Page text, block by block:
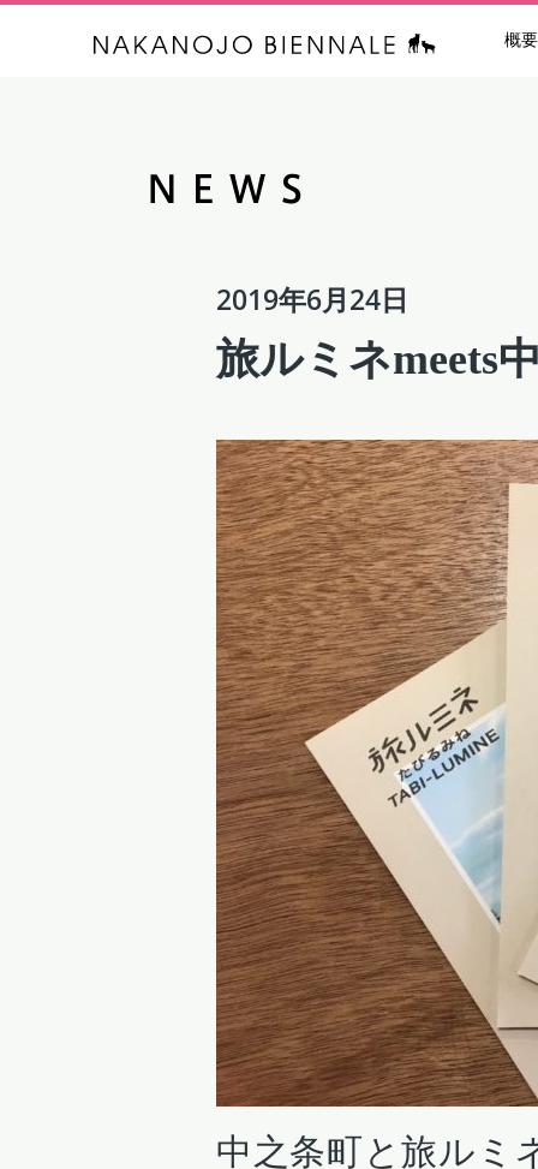
中之条ビエ
概要
2019年6月24日
旅ルミネmeets
中之条町と旅ルミ